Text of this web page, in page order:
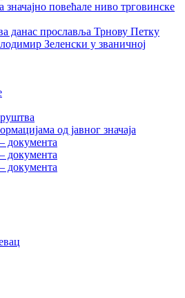
повећале ниво трговинске
данас прославља Трнову Петку
Зеленски у званичној
од јавног значаја
документа
документа
документа